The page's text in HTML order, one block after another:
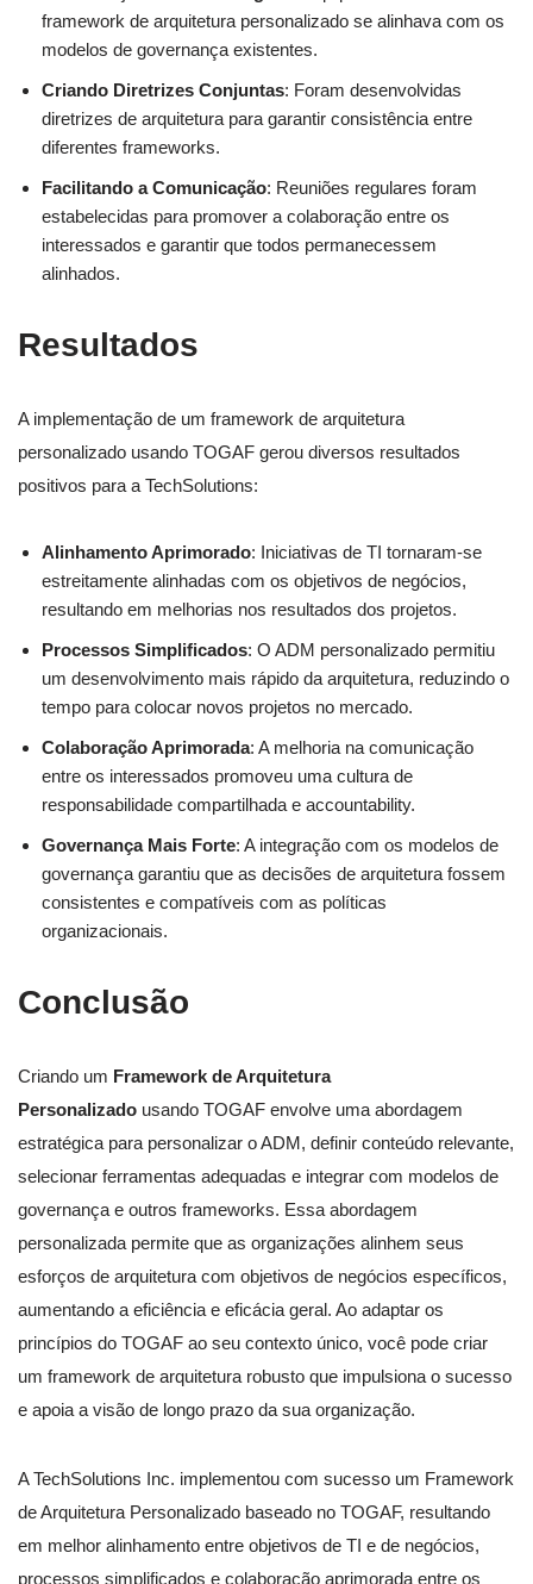
framework de arquitetura personalizado se alinhava com os
modelos de governança existentes.
Criando Diretrizes Conjuntas: Foram desenvolvidas
diretrizes de arquitetura para garantir consistência entre
diferentes frameworks.
Facilitando a Comunicação: Reuniões regulares foram
estabelecidas para promover a colaboração entre os
interessados e garantir que todos permanecessem
alinhados.
Resultados
A implementação de um framework de arquitetura
personalizado usando TOGAF gerou diversos resultados
positivos para a TechSolutions:
Alinhamento Aprimorado: Iniciativas de TI tornaram-se
estreitamente alinhadas com os objetivos de negócios,
resultando em melhorias nos resultados dos projetos.
Processos Simplificados: O ADM personalizado permitiu
um desenvolvimento mais rápido da arquitetura, reduzindo o
tempo para colocar novos projetos no mercado.
Colaboração Aprimorada: A melhoria na comunicação
entre os interessados promoveu uma cultura de
responsabilidade compartilhada e accountability.
Governança Mais Forte: A integração com os modelos de
governança garantiu que as decisões de arquitetura fossem
consistentes e compatíveis com as políticas
organizacionais.
Conclusão
Criando um Framework de Arquitetura
Personalizado usando TOGAF envolve uma abordagem
estratégica para personalizar o ADM, definir conteúdo relevante,
selecionar ferramentas adequadas e integrar com modelos de
governança e outros frameworks. Essa abordagem
personalizada permite que as organizações alinhem seus
esforços de arquitetura com objetivos de negócios específicos,
aumentando a eficiência e eficácia geral. Ao adaptar os
princípios do TOGAF ao seu contexto único, você pode criar
um framework de arquitetura robusto que impulsiona o sucesso
e apoia a visão de longo prazo da sua organização.
A TechSolutions Inc. implementou com sucesso um Framework
de Arquitetura Personalizado baseado no TOGAF, resultando
em melhor alinhamento entre objetivos de TI e de negócios,
processos simplificados e colaboração aprimorada entre os